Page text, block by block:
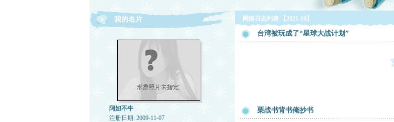
我的名片
阿妞不牛
注册日期: 2009-11-07
网络日志列表 【2021-10】
台湾被玩成了“星球大战计划”
栗战书背书俺抄书